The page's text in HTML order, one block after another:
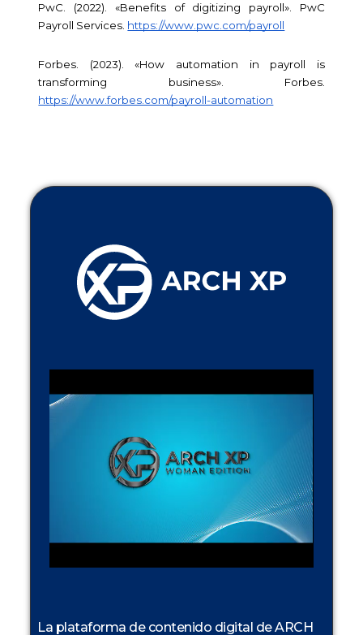
PwC. (2022). «Benefits of digitizing payroll». PwC
Payroll Services. https://www.pwc.com/payroll
Forbes. (2023). «How automation in payroll is
https://www.forbes.com/payroll-automation
La plataforma de contenido digital de ARCH